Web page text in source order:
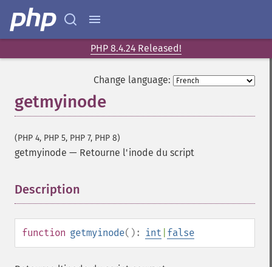
PHP 8.4.24 Released!
Change language:
getmyinode
(PHP 4, PHP 5, PHP 7, PHP 8)
getmyinode — Retourne l'inode du script
Description
function getmyinode(): int false